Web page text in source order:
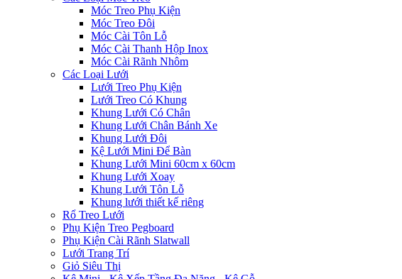
Móc Treo Phụ Kiện
Móc Treo Đôi
Móc Cài Tôn Lỗ
Móc Cài Thanh Hộp Inox
Móc Cài Rãnh Nhôm
Các Loại Lưới
Lưới Treo Phụ Kiện
Lưới Treo Có Khung
Khung Lưới Có Chân
Khung Lưới Chân Bánh Xe
Khung Lưới Đôi
Kệ Lưới Mini Để Bàn
Khung Lưới Mini 60cm x 60cm
Khung Lưới Xoay
Khung Lưới Tôn Lỗ
Khung lưới thiết kế riêng
Rổ Treo Lưới
Phụ Kiện Treo Pegboard
Phụ Kiện Cài Rãnh Slatwall
Lưới Trang Trí
Giỏ Siêu Thị